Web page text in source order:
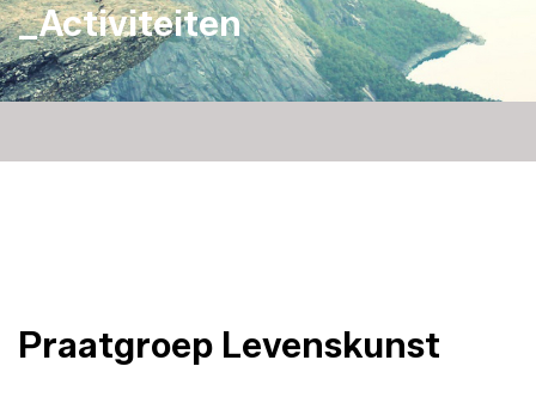
_Activiteiten
Praatgroep Levenskunst